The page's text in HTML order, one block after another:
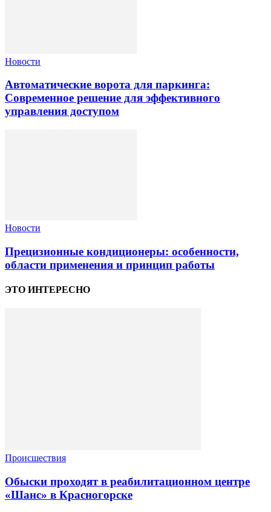
Новости
Автоматические ворота для паркинга:
Современное решение для эффективного
управления доступом
Новости
Прецизионные кондиционеры: особенности,
области применения и принцип работы
ЭТО ИНТЕРЕСНО
Происшествия
Обыски проходят в реабилитационном центре
«Шанс» в Красногорске